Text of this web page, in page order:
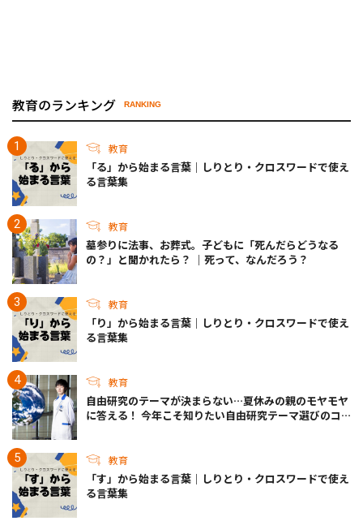
教育のランキング RANKING
教育
「る」から始まる言葉｜しりとり・クロスワードで使え
る言葉集
教育
墓参りに法事、お葬式。子どもに「死んだらどうなる
の？」と聞かれたら？ ｜死って、なんだろう？
教育
「り」から始まる言葉｜しりとり・クロスワードで使え
る言葉集
教育
自由研究のテーマが決まらない…夏休みの親のモヤモヤ
に答える！ 今年こそ知りたい自由研究テーマ選びのコ
教育
「す」から始まる言葉｜しりとり・クロスワードで使え
る言葉集